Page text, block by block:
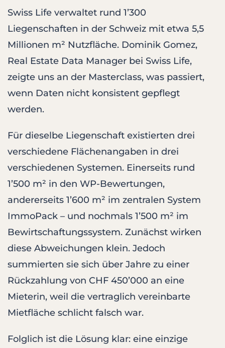
Swiss Life verwaltet rund 1’300
Liegenschaften in der Schweiz mit etwa 5,5
Millionen m² Nutzfläche. Dominik Gomez,
Real Estate Data Manager bei Swiss Life,
zeigte uns an der Masterclass, was passiert,
wenn Daten nicht konsistent gepflegt
werden.
Für dieselbe Liegenschaft existierten drei
verschiedene Flächenangaben in drei
verschiedenen Systemen. Einerseits rund
1’500 m² in den WP-Bewertungen,
andererseits 1’600 m² im zentralen System
ImmoPack – und nochmals 1’500 m² im
Bewirtschaftungssystem. Zunächst wirken
diese Abweichungen klein. Jedoch
summierten sie sich über Jahre zu einer
Rückzahlung von CHF 450’000 an eine
Mieterin, weil die vertraglich vereinbarte
Mietfläche schlicht falsch war.
Folglich ist die Lösung klar: eine einzige